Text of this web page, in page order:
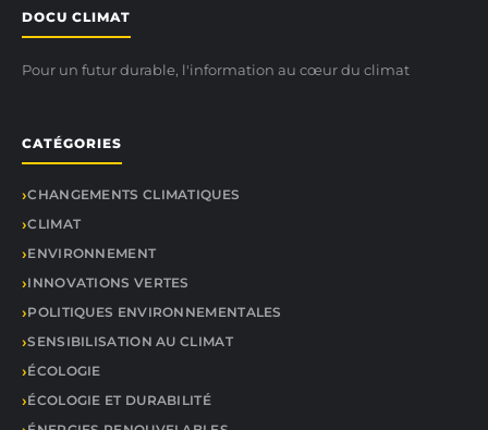
DOCU CLIMAT
Pour un futur durable, l'information au cœur du climat
CATÉGORIES
CHANGEMENTS CLIMATIQUES
CLIMAT
ENVIRONNEMENT
INNOVATIONS VERTES
POLITIQUES ENVIRONNEMENTALES
SENSIBILISATION AU CLIMAT
ÉCOLOGIE
ÉCOLOGIE ET DURABILITÉ